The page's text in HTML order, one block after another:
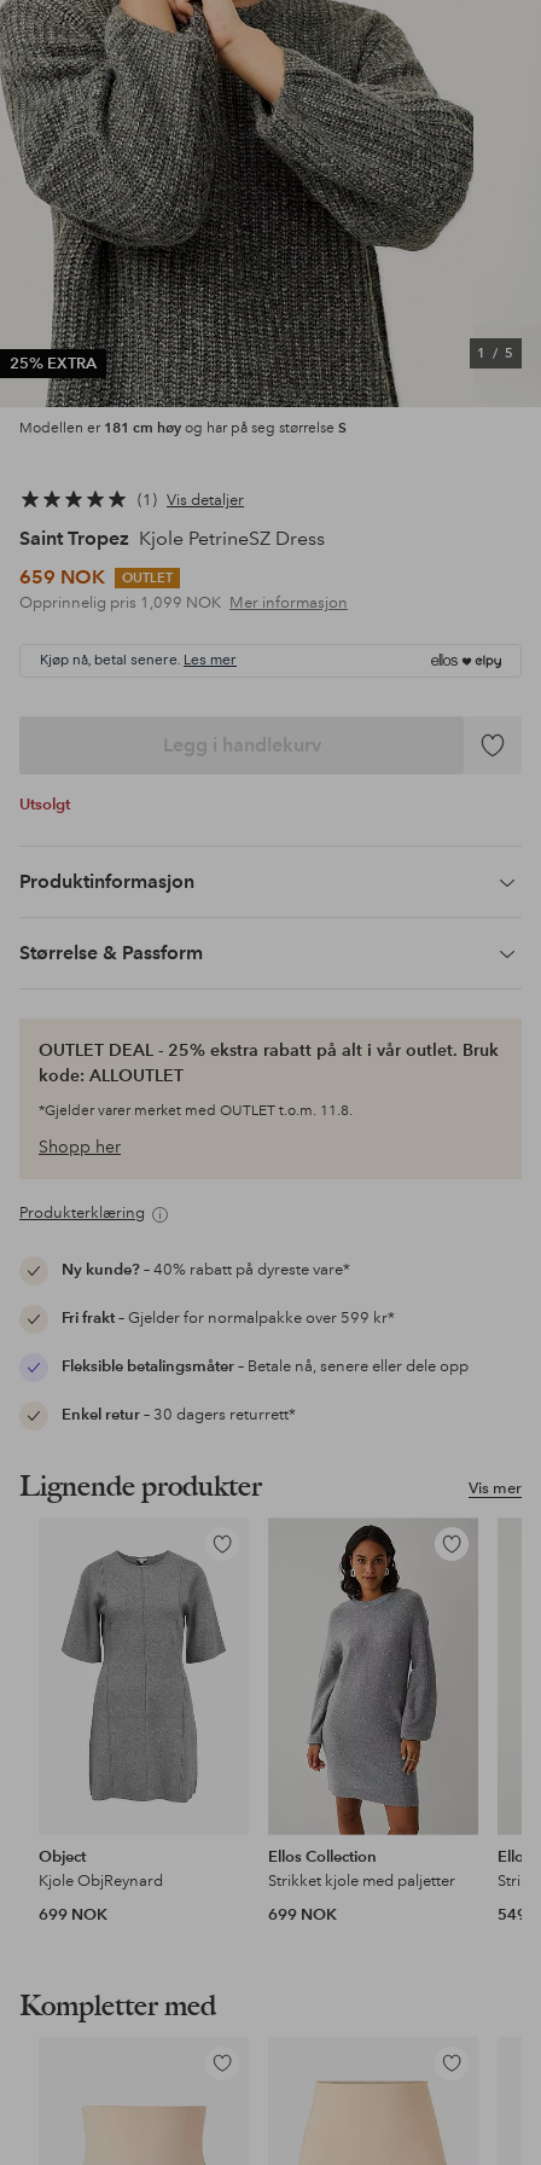
25% EXTRA
1 / 5
Modellen er 181 cm høy og har på seg størrelse S
1 Vis detaljer
Saint Tropez Kjole PetrineSZ Dress
659 NOK
OUTLET
Opprinnelig pris 1,099 NOK Mer informasjon
Kjøp nå, betal senere. Les mer
Legg i handlekurv
Legg
Utsolgt
Produktinformasjon
Størrelse & Passform
OUTLET DEAL - 25% ekstra rabatt på alt i vår outlet. Bruk
kode: ALLOUTLET
*Gjelder varer merket med OUTLET t.o.m. 11.8.
Shopp her
Produkterklæring
Ny kunde?– 40% rabatt på dyreste vare*
Fri frakt– Gjelder for normalpakke over 599 kr*
Fleksible betalingsmåter– Betale nå, senere eller dele opp
Enkel retur– 30 dagers returrett*
Vis mer
Lignende produkter
Legg
til
favoritter
Object
Kjole ObjReynard
699 NOK
Legg
Ellos Collection
Strikket kjole med paljetter
699 NOK
Ellos
549
Kompletter med
Legg
favoritter
Legg
favoritter